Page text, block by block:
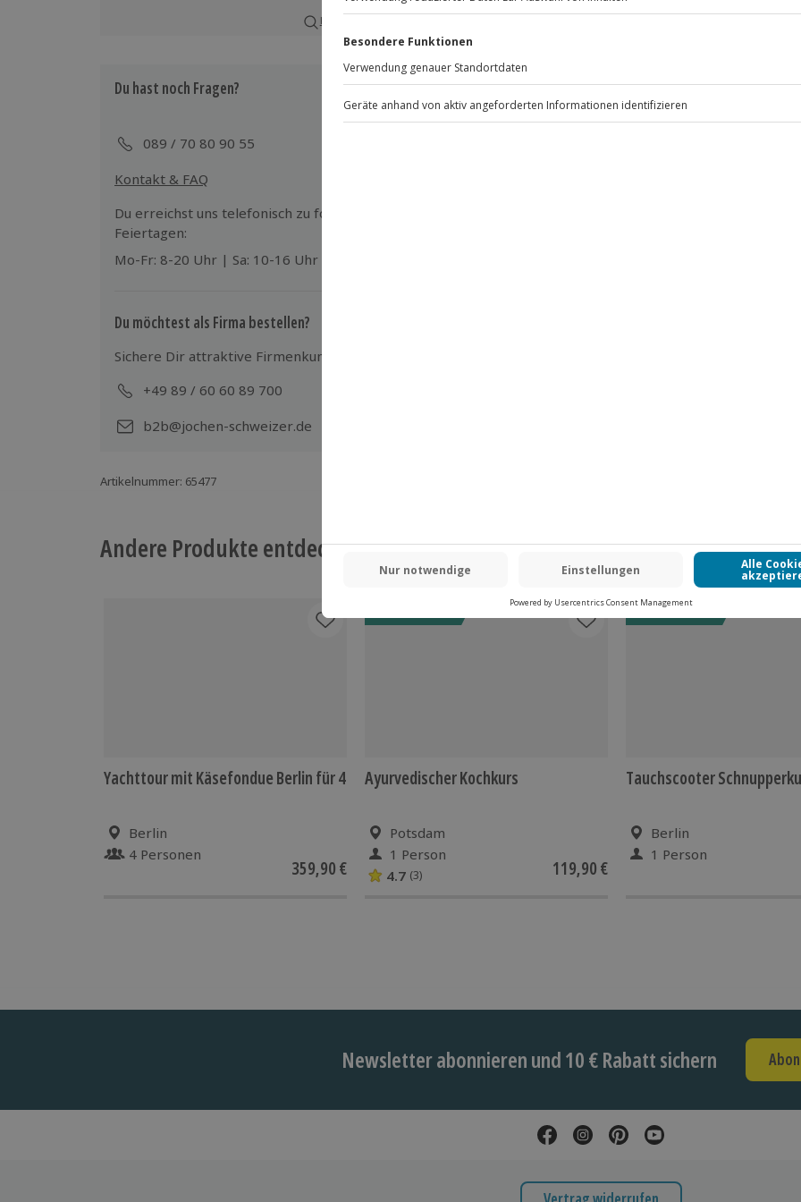
Ganzjährig freitags und samstags zu bestimmten Terminen verfügbar
Teilnahmebedingungen
Veranstalter möglich
Wird gestellt: Kochschürze kann auch gestellt werden, wenn nicht
vorhanden
Gruppengröße: 5-12 Personen
Karte in Großansicht
Du hast noch Fragen?
089 / 70 80 90 55
Kontakt & FAQ
Du erreichst uns telefonisch zu folgenden Zeiten, außer an bundesweiten
Feiertagen:
Mo-Fr: 8-20 Uhr | Sa: 10-16 Uhr
Du möchtest als Firma bestellen?
Sichere Dir attraktive Firmenkunden Vorteile.
+49 89 / 60 60 89 700
b2b@jochen-schweizer.de
Artikelnummer: 65477
Andere Produkte entdecken
Yachttour mit Käsefondue Berlin für 4
Berlin
4 Personen
359,90 €
Ayurvedischer Kochkurs
Potsdam
1 Person
4.7 (3) 119,90 €
-15% CLUB DEAL
Tauchscooter
Berlin
1 Person
Newsletter abonnieren und 10 € Rabatt sichern